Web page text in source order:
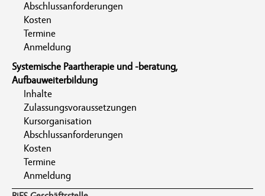
Abschlussanforderungen
Kosten
Termine
Anmeldung
Systemische Paartherapie und -beratung,
Aufbauweiterbildung
Inhalte
Zulassungsvoraussetzungen
Kursorganisation
Abschlussanforderungen
Kosten
Termine
Anmeldung